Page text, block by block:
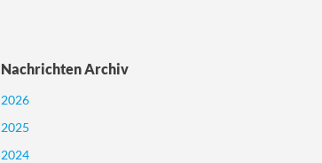
Nachrichten Archiv
2026
2025
2024